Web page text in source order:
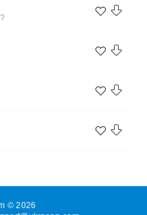
© 2026